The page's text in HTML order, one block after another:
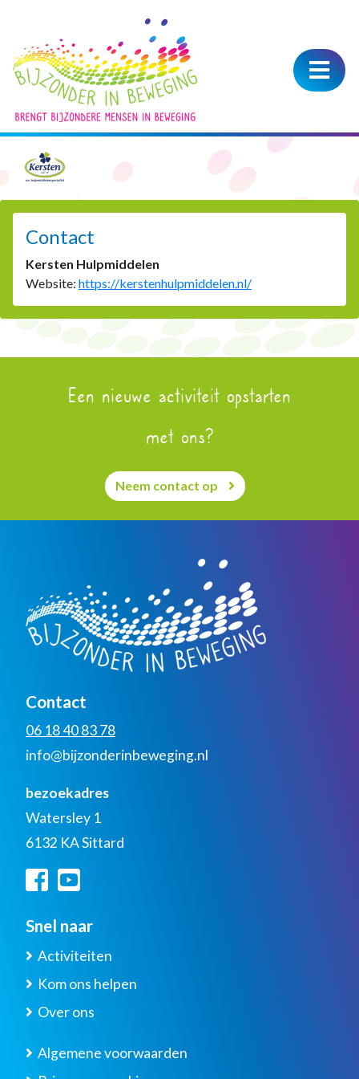
Kersten
Hulpmiddelen
Contact
Kersten Hulpmiddelen
Website: https://kerstenhulpmiddelen.nl/
Een nieuwe activiteit opstarten
met ons?
Neem contact op
Contact
06 18 40 83 78
info@bijzonderinbeweging.nl
bezoekadres
Watersley 1
6132 KA Sittard
Snel naar
Activiteiten
Kom ons helpen
Over ons
Algemene voorwaarden